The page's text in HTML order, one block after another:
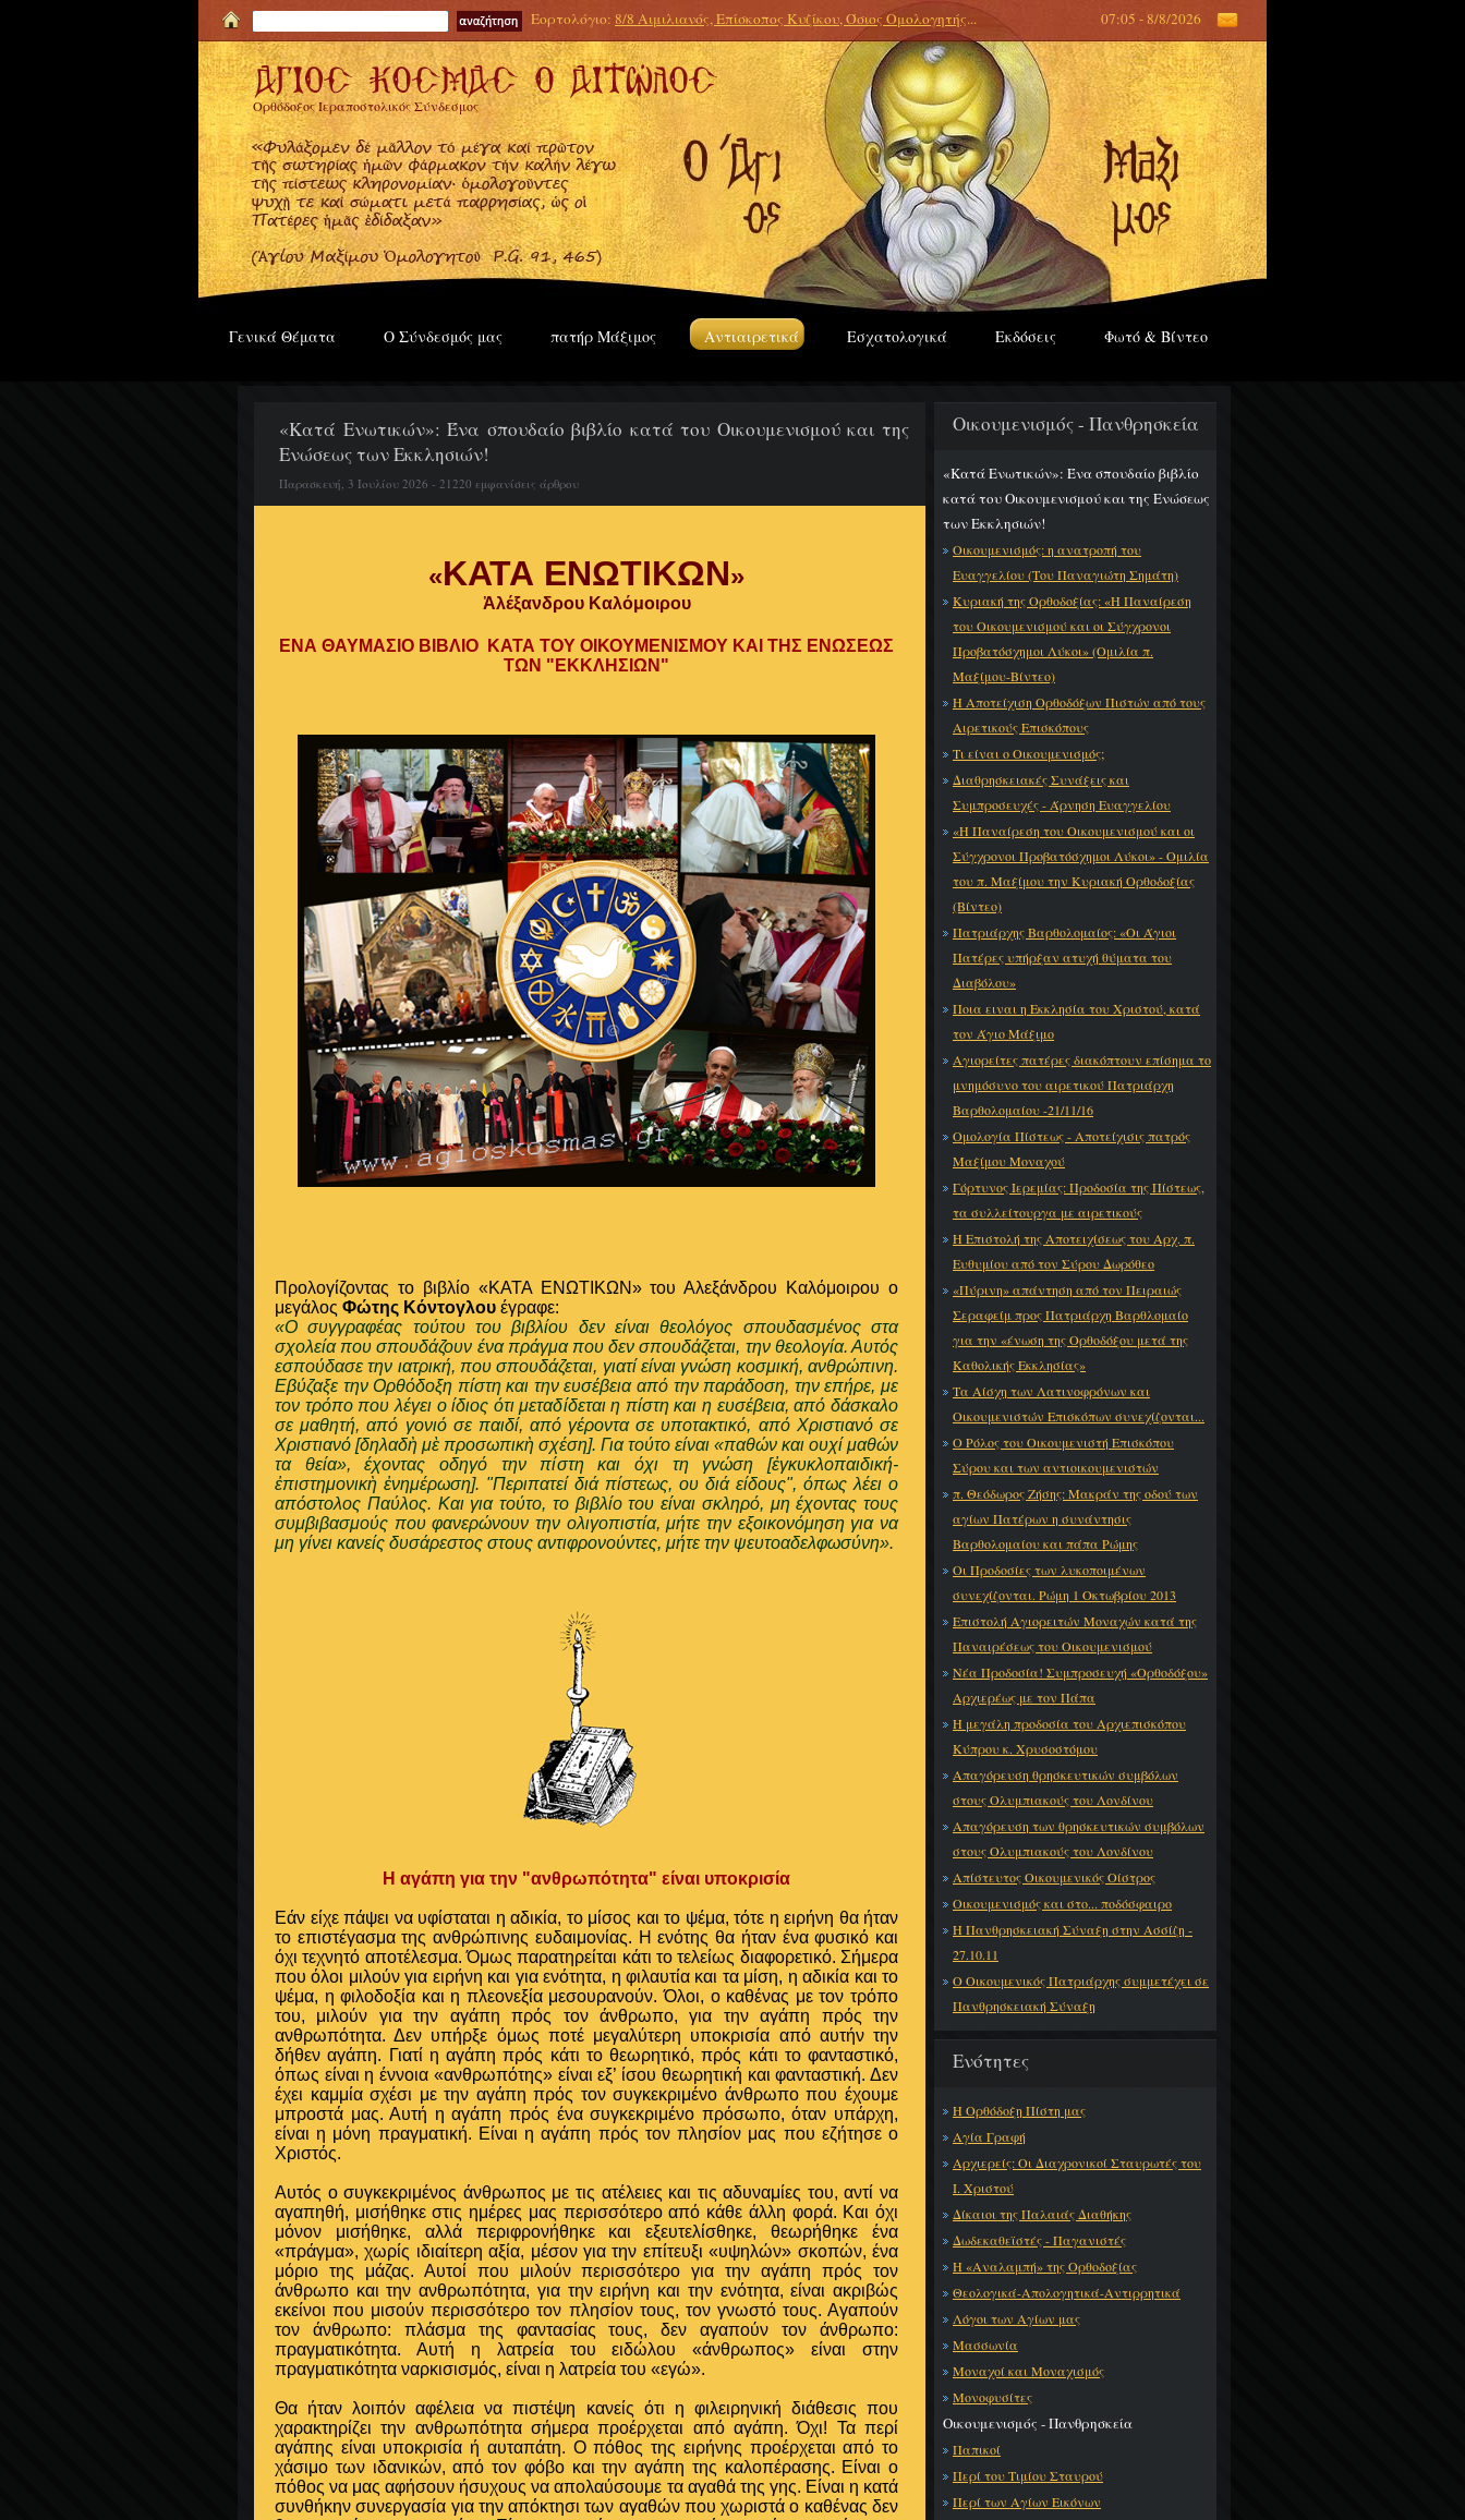
Εορτολόγιο: 8/8 Αιμιλιανός, Επίσκοπος Κυζίκου, Όσιος Ομολογητής... 07:05 - 8/8/2026
Ορθόδοξος Ιεραποστολικός Σύνδεσμος
Γενικά Θέματα Ο Σύνδεσμός μας πατήρ Μάξιμος Αντιαιρετικά Εσχατολογικά Εκδόσεις Φωτό & Βίντεο
Οικουμενισμός - Πανθρησκεία
«Κατά Ενωτικών»: Ένα σπουδαίο βιβλίο
κατά του Οικουμενισμού και της Ενώσεως
των Εκκλησιών!
Οικουμενισμός: η ανατροπή του
Ευαγγελίου (Του Παναγιώτη Σημάτη)
Κυριακή της Ορθοδοξίας: «Η Παναίρεση
του Οικουμενισμού και οι Σύγχρονοι
Προβατόσχημοι Λύκοι» (Ομιλία π.
Μαξίμου-Βίντεο)
Η Αποτείχιση Ορθοδόξων Πιστών από τους
Αιρετικούς Επισκόπους
Τι είναι ο Οικουμενισμός;
Διαθρησκειακές Συνάξεις και
Συμπροσευχές - Άρνηση Ευαγγελίου
«Η Παναίρεση του Οικουμενισμού και οι
Σύγχρονοι Προβατόσχημοι Λύκοι» - Ομιλία
του π. Μαξίμου την Κυριακή Ορθοδοξίας
(Βίντεο)
Πατριάρχης Βαρθολομαίος: «Οι Άγιοι
Πατέρες υπήρξαν ατυχή θύματα του
Διαβόλου»
Ποια ειναι η Εκκλησία του Χριστού, κατά
τον Άγιο Μάξιμο
Αγιορείτες πατέρες διακόπτουν επίσημα το
μνημόσυνο του αιρετικού Πατριάρχη
Βαρθολομαίου -21/11/16
Ομολογία Πίστεως - Αποτείχισις πατρός
Μαξίμου Μοναχού
Γόρτυνος Ιερεμίας: Προδοσία της Πίστεως,
τα συλλείτουργα με αιρετικούς
Η Επιστολή της Αποτειχίσεως του Αρχ. π.
Ευθυμίου από τον Σύρου Δωρόθεο
«Πύρινη» απάντηση από τον Πειραιώς
Σεραφείμ προς Πατριάρχη Βαρθλομαίο
για την «ένωση της Ορθοδόξου μετά της
Καθολικής Εκκλησίας»
Τα Αίσχη των Λατινοφρόνων και
Οικουμενιστών Επισκόπων συνεχίζονται...
Ο Ρόλος του Οικουμενιστή Επισκόπου
Σύρου και των αντιοικουμενιστών
π. Θεόδωρος Ζήσης: Μακράν της οδού των
αγίων Πατέρων η συνάντησις
Βαρθολομαίου και πάπα Ρώμης
Οι Προδοσίες των λυκοποιμένων
συνεχίζονται. Ρώμη 1 Οκτωβρίου 2013
Επιστολή Αγιορειτών Μοναχών κατά της
Παναιρέσεως του Οικουμενισμού
Νέα Προδοσία! Συμπροσευχή «Ορθοδόξου»
Αρχιερέως με τον Πάπα
Η μεγάλη προδοσία του Αρχιεπισκόπου
Κύπρου κ. Χρυσοστόμου
Απαγόρευση θρησκευτικών συμβόλων
στους Ολυμπιακούς του Λονδίνου
Απαγόρευση των θρησκευτικών συμβόλων
στους Ολυμπιακούς του Λονδίνου
Απίστευτος Οικουμενικός Οίστρος
Οικουμενισμός και στο... ποδόσφαιρο
Η Πανθρησκειακή Σύναξη στην Ασσίζη -
27.10.11
Ο Οικουμενικός Πατριάρχης συμμετέχει σε
Πανθρησκειακή Σύναξη
Ενότητες
H Ορθόδοξη Πίστη μας
Αγία Γραφή
Αρχιερείς: Οι Διαχρονικοί Σταυρωτές του
Ι. Χριστού
Δίκαιοι της Παλαιάς Διαθήκης
Δωδεκαθεϊστές - Παγανιστές
Η «Αναλαμπή» της Ορθοδοξίας
Θεολογικά-Απολογητικά-Αντιρρητικά
Λόγοι των Αγίων μας
Μασσωνία
Μοναχοί και Μοναχισμός
Μονοφυσίτες
Οικουμενισμός - Πανθρησκεία
Παπικοί
Περί του Τιμίου Σταυρού
Περί των Αγίων Εικόνων
«Κατά Ενωτικών»: Ένα σπουδαίο βιβλίο κατά του Οικουμενισμού και της
Ενώσεως των Εκκλησιών!
Παρασκευή, 3 Ιουλίου 2026 - 21220 εμφανίσεις άρθρου
«ΚΑΤΑ ΕΝΩΤΙΚΩΝ»
Ἀλέξανδρου Καλόμοιρου
ΕΝΑ ΘΑΥΜΑΣΙΟ ΒΙΒΛΙΟ ΚΑΤΑ ΤΟΥ ΟΙΚΟΥΜΕΝΙΣΜΟΥ ΚΑΙ ΤΗΣ ΕΝΩΣΕΩΣ
ΤΩΝ "ΕΚΚΛΗΣΙΩΝ"
Προλογίζοντας το βιβλίο «ΚΑΤΑ ΕΝΩΤΙΚΩΝ» του Αλεξάνδρου Καλόμοιρου ο
μεγάλος Φώτης Κόντογλου έγραφε:
«Ο συγγραφέας τούτου του βιβλίου δεν είναι θεολόγος σπουδασμένος στα
σχολεία που σπουδάζουν ένα πράγμα που δεν σπουδάζεται, την θεολογία. Αυτός
εσπούδασε την ιατρική, που σπουδάζεται, γιατί είναι γνώση κοσμική, ανθρώπινη.
Εβύζαξε την Ορθόδοξη πίστη και την ευσέβεια από την παράδοση, την επήρε, με
τον τρόπο που λέγει ο ίδιος ότι μεταδίδεται η πίστη και η ευσέβεια, από δάσκαλο
σε μαθητή, από γονιό σε παιδί, από γέροντα σε υποτακτικό, από Χριστιανό σε
Χριστιανό [δηλαδὴ μὲ προσωπικὴ σχέση]. Για τούτο είναι «παθών και ουχί μαθών
τα θεία», έχοντας οδηγό την πίστη και όχι τη γνώση [ἐγκυκλοπαιδική-
ἐπιστημονικὴ ἐνημέρωση]. "Περιπατεί διά πίστεως, ου διά είδους", όπως λέει ο
απόστολος Παύλος. Και για τούτο, το βιβλίο του είναι σκληρό, μη έχοντας τους
συμβιβασμούς που φανερώνουν την ολιγοπιστία, μήτε την εξοικονόμηση για να
μη γίνει κανείς δυσάρεστος στους αντιφρονούντες, μήτε την ψευτοαδελφωσύνη».
Η αγάπη για την "ανθρωπότητα" είναι υποκρισία
Εάν είχε πάψει να υφίσταται η αδικία, το μίσος και το ψέμα, τότε η ειρήνη θα ήταν
το επιστέγασμα της ανθρώπινης ευδαιμονίας. Η ενότης θα ήταν ένα φυσικό και
όχι τεχνητό αποτέλεσμα. Όμως παρατηρείται κάτι το τελείως διαφορετικό. Σήμερα
που όλοι μιλούν για ειρήνη και για ενότητα, η φιλαυτία και τα μίση, η αδικία και το
ψέμα, η φιλοδοξία και η πλεονεξία μεσουρανούν. Όλοι, ο καθένας με τον τρόπο
του, μιλούν για την αγάπη πρός τον άνθρωπο, για την αγάπη πρός την
ανθρωπότητα. Δεν υπήρξε όμως ποτέ μεγαλύτερη υποκρισία από αυτήν την
δήθεν αγάπη. Γιατί η αγάπη πρός κάτι το θεωρητικό, πρός κάτι το φανταστικό,
όπως είναι η έννοια «ανθρωπότης» είναι εξ’ ίσου θεωρητική και φανταστική. Δεν
έχει καμμία σχέσι με την αγάπη πρός τον συγκεκριμένο άνθρωπο που έχουμε
μπροστά μας. Αυτή η αγάπη πρός ένα συγκεκριμένο πρόσωπο, όταν υπάρχη,
είναι η μόνη πραγματική. Είναι η αγάπη πρός τον πλησίον μας που εζήτησε ο
Χριστός.
Αυτός ο συγκεκριμένος άνθρωπος με τις ατέλειες και τις αδυναμίες του, αντί να
αγαπηθή, μισήθηκε στις ημέρες μας περισσότερο από κάθε άλλη φορά. Και όχι
μόνον μισήθηκε, αλλά περιφρονήθηκε και εξευτελίσθηκε, θεωρήθηκε ένα
«πράγμα», χωρίς ιδιαίτερη αξία, μέσον για την επίτευξι «υψηλών» σκοπών, ένα
μόριο της μάζας. Αυτοί που μιλούν περισσότερο για την αγάπη πρός τον
άνθρωπο και την ανθρωπότητα, για την ειρήνη και την ενότητα, είναι ακριβώς
εκείνοι που μισούν περισσότερο τον πλησίον τους, τον γνωστό τους. Αγαπούν
τον άνθρωπο: πλάσμα της φαντασίας τους, δεν αγαπούν τον άνθρωπο:
πραγματικότητα. Αυτή η λατρεία του ειδώλου «άνθρωπος» είναι στην
πραγματικότητα ναρκισισμός, είναι η λατρεία του «εγώ».
Θα ήταν λοιπόν αφέλεια να πιστέψη κανείς ότι η φιλειρηνική διάθεσις που
χαρακτηρίζει την ανθρωπότητα σήμερα προέρχεται από αγάπη. Όχι! Τα περί
αγάπης είναι υποκρισία ή αυταπάτη. Ο πόθος της ειρήνης προέρχεται από το
χάσιμο των ιδανικών, από τον φόβο και την αγάπη της καλοπέρασης. Είναι ο
πόθος να μας αφήσουν ήσυχους να απολαύσουμε τα αγαθά της γης. Είναι η κατά
συνθήκην συνεργασία για την απόκτησι των αγαθών που χωριστά ο καθένας δεν